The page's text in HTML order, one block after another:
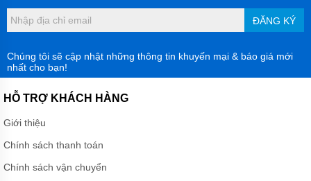
MÁY
CHÌM
HÚT
MÁY
CHÌM
NGANG
MÁY
ĐĂNG KÝ
Chúng tôi sẽ cập nhật những thông tin khuyến mại & báo giá mới
nhất cho bạn!
HỖ TRỢ KHÁCH HÀNG
Giới thiệu
Chính sách thanh toán
Chính sách vận chuyển